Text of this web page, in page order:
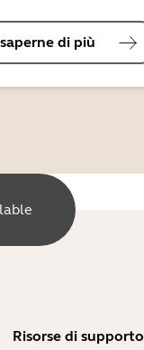
di più
Risorse di supporto